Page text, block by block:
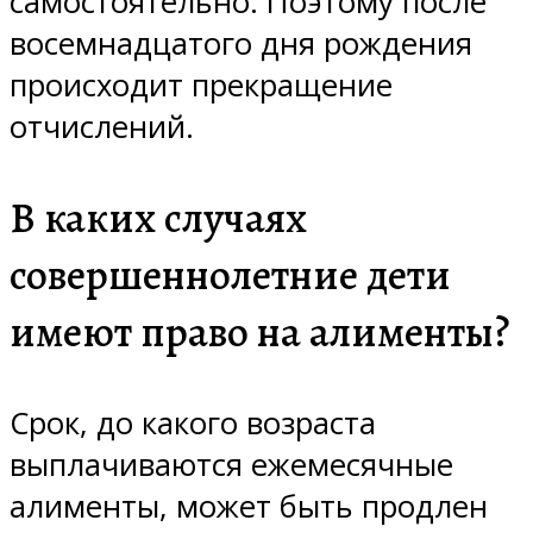
восемнадцатого дня рождения
происходит прекращение
отчислений.
В каких случаях
совершеннолетние дети
имеют право на алименты?
Срок, до какого возраста
выплачиваются ежемесячные
алименты, может быть продлен